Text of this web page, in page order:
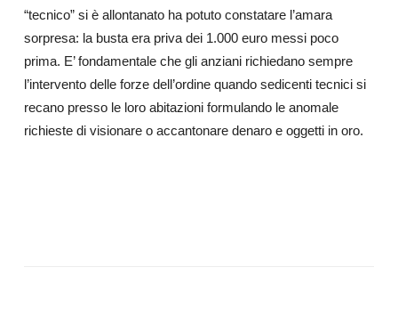
“tecnico” si è allontanato ha potuto constatare l’amara
sorpresa: la busta era priva dei 1.000 euro messi poco
prima. E’ fondamentale che gli anziani richiedano sempre
l’intervento delle forze dell’ordine quando sedicenti tecnici si
recano presso le loro abitazioni formulando le anomale
richieste di visionare o accantonare denaro e oggetti in oro.